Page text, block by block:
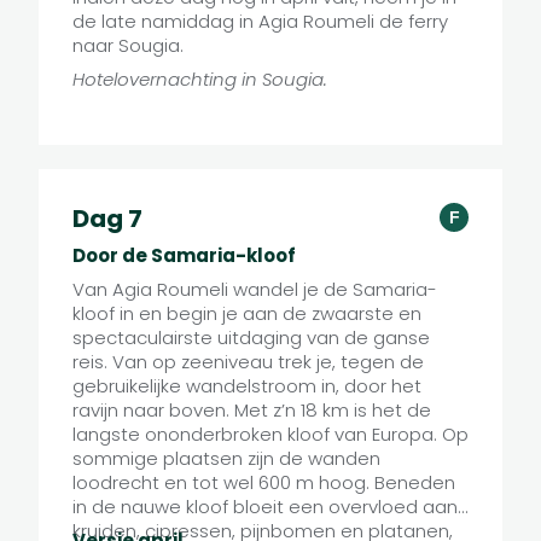
de late namiddag in Agia Roumeli de ferry
naar Sougia.
Hotelovernachting in Sougia.
Dag 7 F
Door de Samaria-kloof
Van Agia Roumeli wandel je de Samaria-
kloof in en begin je aan de zwaarste en
spectaculairste uitdaging van de ganse
reis. Van op zeeniveau trek je, tegen de
gebruikelijke wandelstroom in, door het
ravijn naar boven. Met z’n 18 km is het de
langste ononderbroken kloof van Europa. Op
sommige plaatsen zijn de wanden
loodrecht en tot wel 600 m hoog. Beneden
in de nauwe kloof bloeit een overvloed aan
kruiden, cipressen, pijnbomen en platanen,